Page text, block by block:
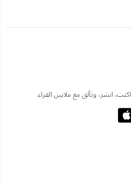
اكتب، انشر، وتألق مع ملايين القراء.